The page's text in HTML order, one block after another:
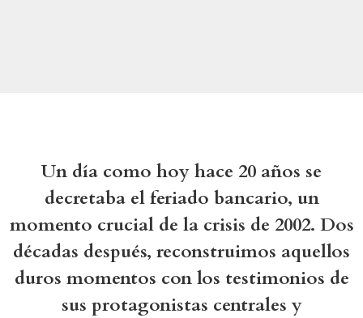
Un día como hoy hace 20 años se
decretaba el feriado bancario, un
momento crucial de la crisis de 2002. Dos
décadas después, reconstruimos aquellos
duros momentos con los testimonios de
sus protagonistas centrales y